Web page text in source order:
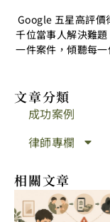
Google 五星高評價
千位當事人解決難
一件案件，傾聽每
文章分類
成功案例
律師專欄
相關文章